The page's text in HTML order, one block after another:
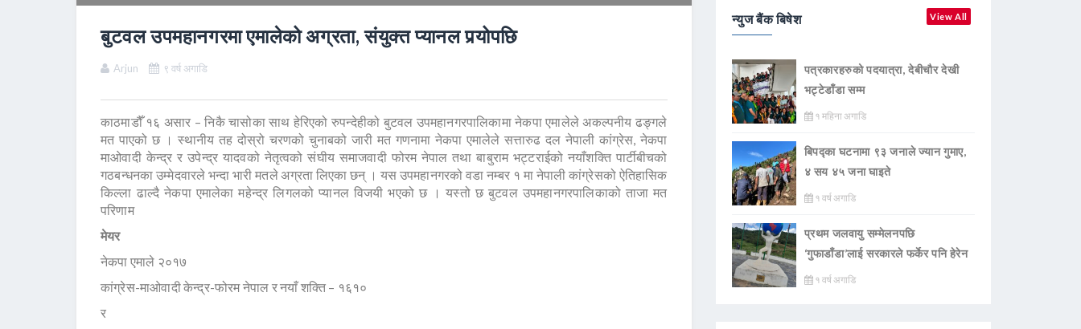
बुटवल उपमहानगरमा एमालेको अग्रता, संयुक्त प्यानल पर्‍योपछि
Arjun ९ वर्ष अगाडि
काठमाडौँ १६ असार – निकै चासोका साथ हेरिएको रुपन्देहीको बुटवल उपमहानगरपालिकामा नेकपा एमालेले अकल्पनीय ढङ्गले
मत पाएको छ । स्थानीय तह दोस्रो चरणको चुनाबको जारी मत गणनामा नेकपा एमालेले सत्तारुढ दल नेपाली कांग्रेस, नेकपा
माओवादी केन्द्र र उपेन्द्र यादवको नेतृत्वको संघीय समाजवादी फोरम नेपाल तथा बाबुराम भट्टराईको नयाँशक्ति पार्टीबीचको
गठबन्धनका उम्मेदवारले भन्दा भारी मतले अग्रता लिएका छन् । यस उपमहानगरको वडा नम्बर १ मा नेपाली कांग्रेसको ऐतिहासिक
किल्ला ढाल्दै नेकपा एमालेका महेन्द्र लिगलको प्यानल विजयी भएको छ । यस्तो छ बुटवल उपमहानगरपालिकाको ताजा मत
परिणाम
मेयर
नेकपा एमाले २०१७
कांग्रेस-माओवादी केन्द्र-फोरम नेपाल र नयाँ शक्ति – १६१०
र
न्युज बैंक बिषेश View All
पत्रकारहरुको पदयात्रा, देबीचौर देखी
भट्टेडाँडा सम्म
१ महिना अगाडि
बिपद्का घटनामा ९३ जनाले ज्यान गुमाए,
४ सय ४५ जना घाइते
१ वर्ष अगाडि
प्रथम जलवायु सम्मेलनपछि
‘गुफाडाँडा’लाई सरकारले फर्केर पनि हेरेन
१ वर्ष अगाडि